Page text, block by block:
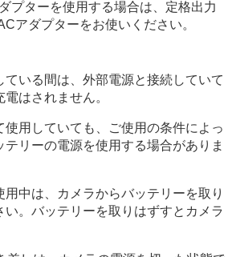
プターを使用する場合は、定格出力
アダプターをお使いください。
ている間は、外部電源と接続していて
はされません。
使用していても、ご使用の条件によっ
テリーの電源を使用する場合がありま
中は、カメラからバッテリーを取り
い。バッテリーを取りはずすとカメラ